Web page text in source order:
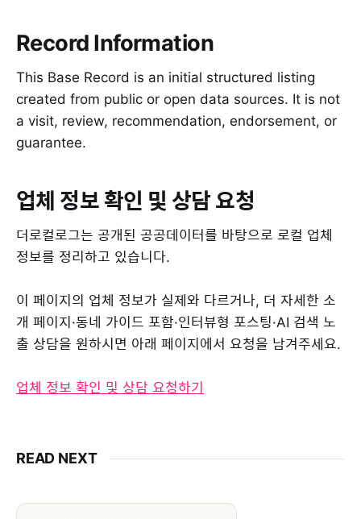
Record Information
This Base Record is an initial structured listing
created from public or open data sources. It is not
a visit, review, recommendation, endorsement, or
guarantee.
업체 정보 확인 및 상담 요청
더로컬로그는 공개된 공공데이터를 바탕으로 로컬 업체
정보를 정리하고 있습니다.
이 페이지의 업체 정보가 실제와 다르거나, 더 자세한 소
개 페이지·동네 가이드 포함·인터뷰형 포스팅·AI 검색 노
출 상담을 원하시면 아래 페이지에서 요청을 남겨주세요.
업체 정보 확인 및 상담 요청하기
READ NEXT